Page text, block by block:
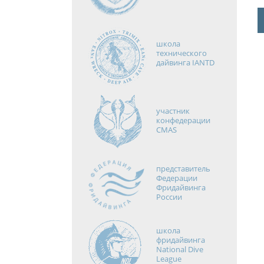
школа
технического
дайвинга IANTD
участник
конфедерации
CMAS
представитель
Федерации
Фридайвинга
России
школа
фридайвинга
National Dive
League